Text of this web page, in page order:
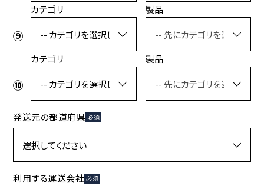
カテゴリ 製品
カテゴリ 製品
発送元の都道府県 必須
利用する運送会社 必須